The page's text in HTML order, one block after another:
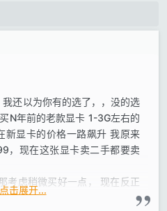
还以为你有的选了，，没的选
N年前的老款显卡 1-3G左右的
新显卡的价格一路飙升 我原来
，现在这张显卡卖二手都要卖
考虑稍微买好一点， 现在反正
置过得去还OK的话 那就先对付
点击展开...